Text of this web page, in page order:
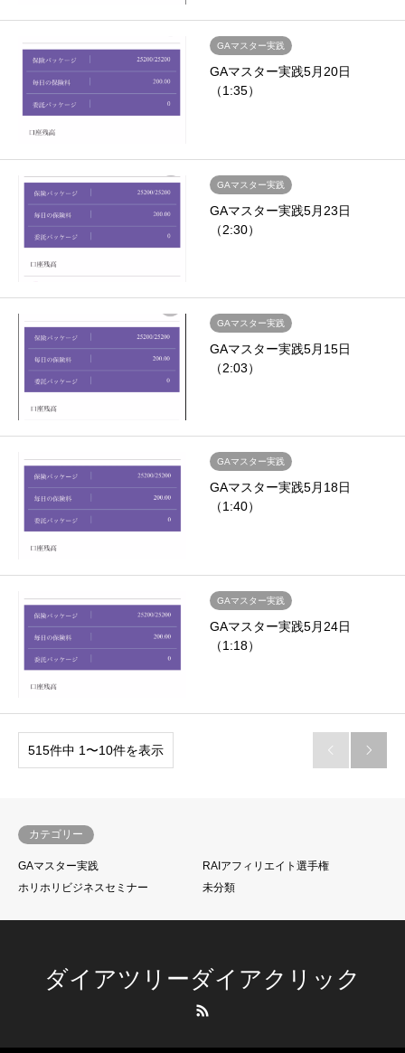
GAマスター実践
GAマスター実践5月20日
（1:35）
GAマスター実践
GAマスター実践5月23日
（2:30）
GAマスター実践
GAマスター実践5月15日
（2:03）
GAマスター実践
GAマスター実践5月18日
（1:40）
GAマスター実践
GAマスター実践5月24日
（1:18）
515件中 1〜10件を表示  
カテゴリー
GAマスター実践
RAIアフィリエイト選手権
ホリホリビジネスセミナー
未分類
ダイアツリーダイアクリック